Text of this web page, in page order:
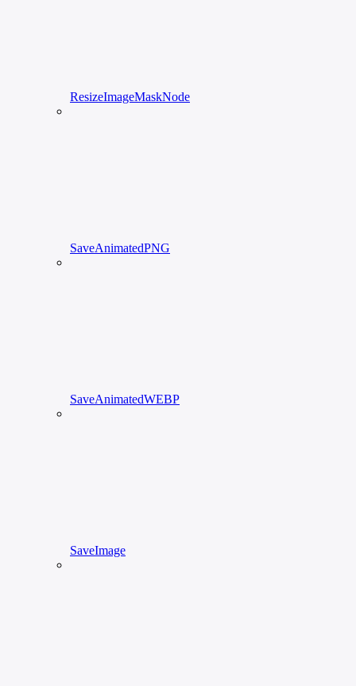
ResizeImageMaskNode
SaveAnimatedPNG
SaveAnimatedWEBP
SaveImage